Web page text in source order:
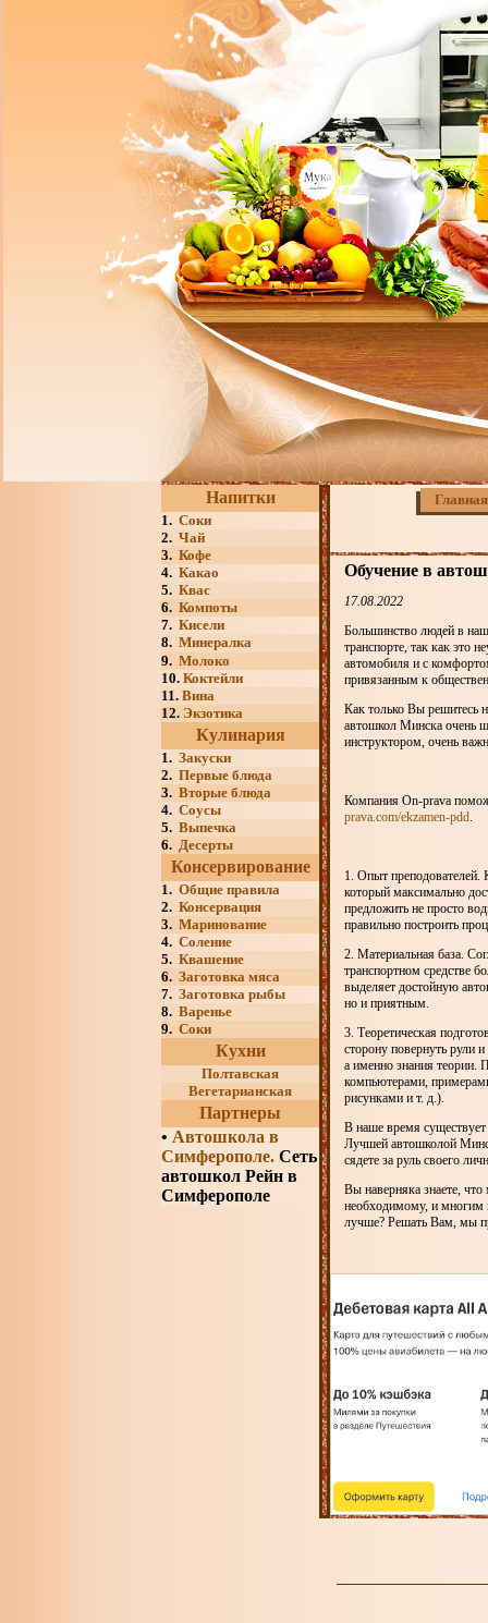
Напитки
1. Соки
2. Чай
3. Кофе
4. Какао
5. Квас
6. Компоты
7. Кисели
8. Минералка
9. Молоко
10. Коктейли
11. Вина
12. Экзотика
Кулинария
1. Закуски
2. Первые блюда
3. Вторые блюда
4. Соусы
5. Выпечка
6. Десерты
Консервирование
1. Общие правила
2. Консервация
3. Маринование
4. Соление
5. Квашение
6. Заготовка мяса
7. Заготовка рыбы
8. Варенье
9. Соки
Кухни
Полтавская
Вегетарианская
Партнеры
• Автошкола в
Симферополе. Сеть
автошкол Рейн в
Симферополе
Главная
Обучение в
17.08.2022
Большинство людей в
транспорте, так как это
автомобиля и с
привязанным к
Как только Вы решитесь
автошкол Минска очень
инструктором, очень
Компания On-prava
prava.com/ekzamen-pdd.
1. Опыт преподователей.
который максимально
предложить не просто
правильно построить
2. Материальная база.
транспортном средстве
выделяет достойную
но и приятным.
3. Теоретическая
сторону повернуть рули
а именно знания теории.
компьютерами,
рисунками и т. д.).
В наше время существует
Лучшей автошколой
сядете за руль своего
Вы наверняка знаете,
необходимому, и многим
лучше? Решать Вам, мы